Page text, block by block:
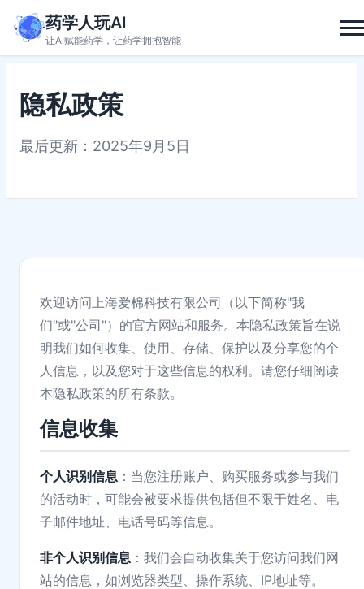
药学人玩AI
让AI赋能药学，让药学拥抱智能
隐私政策
最后更新：2025年9月5日
欢迎访问上海爱棉科技有限公司（以下简称"我
们"或"公司"）的官方网站和服务。本隐私政策旨在说
明我们如何收集、使用、存储、保护以及分享您的个
人信息，以及您对于这些信息的权利。请您仔细阅读
本隐私政策的所有条款。
信息收集
个人识别信息 ：当您注册账户、购买服务或参与我们
的活动时，可能会被要求提供包括但不限于姓名、电
子邮件地址、电话号码等信息。
非个人识别信息 ：我们会自动收集关于您访问我们网
站的信息，如浏览器类型、操作系统、IP地址等。